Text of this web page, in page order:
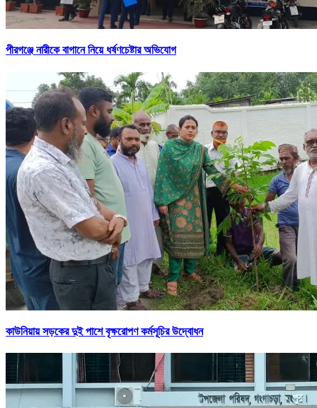
পীরগঞ্জে নারীকে বাগানে নিয়ে ধর্ষণচেষ্টার অভিযোগ
কাউনিয়ায় সড়কের দুই পাশে বৃক্ষরোপণ কর্মসূচির উদ্বোধন